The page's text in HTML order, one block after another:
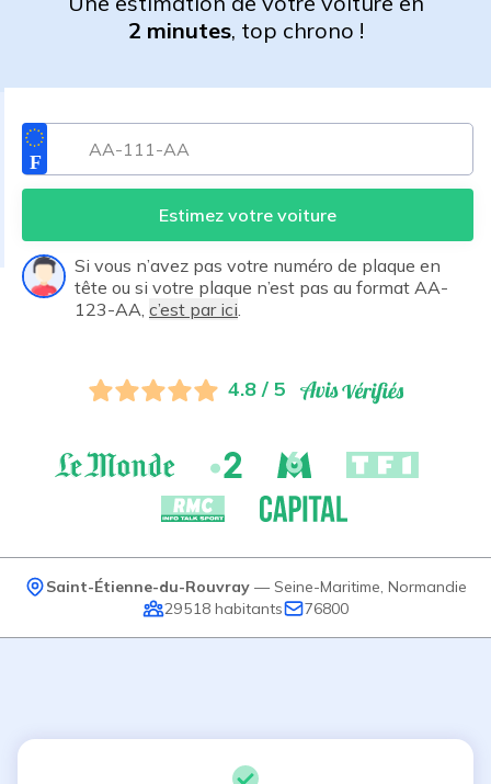
2 minutes, top chrono !
Estimez votre voiture
Si vous n’avez pas votre numéro de plaque en
tête ou si votre plaque n’est pas au format AA-
123-AA, c’est par ici
4.8 / 5
Saint-Étienne-du-Rouvray — Seine-Maritime Normandie
29 518 habitants 76800